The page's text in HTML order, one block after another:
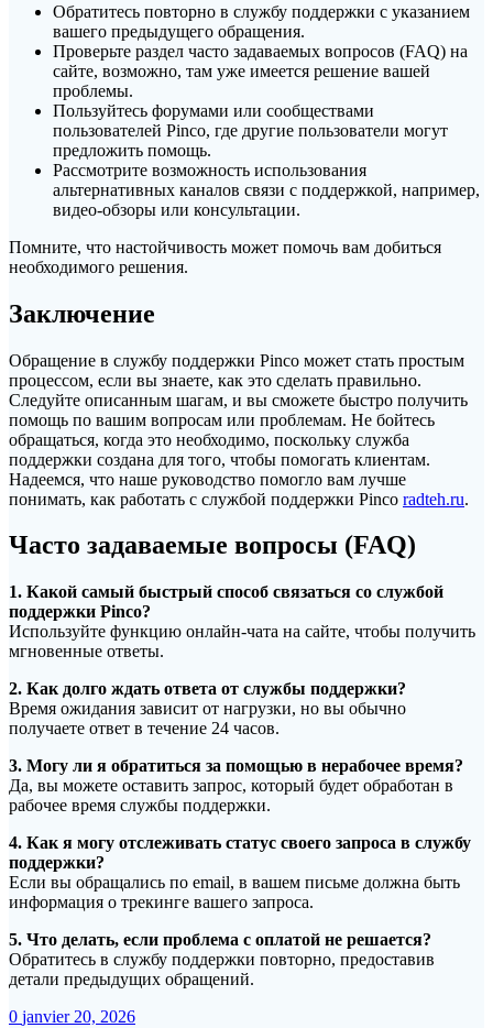
Обратитесь повторно в службу поддержки с указанием
вашего предыдущего обращения.
Проверьте раздел часто задаваемых вопросов (FAQ) на
сайте, возможно, там уже имеется решение вашей
проблемы.
Пользуйтесь форумами или сообществами
пользователей Pinco, где другие пользователи могут
предложить помощь.
Рассмотрите возможность использования
альтернативных каналов связи с поддержкой, например,
видео-обзоры или консультации.
Помните, что настойчивость может помочь вам добиться
необходимого решения.
Заключение
Обращение в службу поддержки Pinco может стать простым
процессом, если вы знаете, как это сделать правильно.
Следуйте описанным шагам, и вы сможете быстро получить
помощь по вашим вопросам или проблемам. Не бойтесь
обращаться, когда это необходимо, поскольку служба
поддержки создана для того, чтобы помогать клиентам.
Надеемся, что наше руководство помогло вам лучше
понимать, как работать с службой поддержки Pinco radteh.ru.
Часто задаваемые вопросы (FAQ)
1. Какой самый быстрый способ связаться со службой
поддержки Pinco?
Используйте функцию онлайн-чата на сайте, чтобы получить
мгновенные ответы.
2. Как долго ждать ответа от службы поддержки?
Время ожидания зависит от нагрузки, но вы обычно
получаете ответ в течение 24 часов.
3. Могу ли я обратиться за помощью в нерабочее время?
Да, вы можете оставить запрос, который будет обработан в
рабочее время службы поддержки.
4. Как я могу отслеживать статус своего запроса в службу
поддержки?
Если вы обращались по email, в вашем письме должна быть
информация о трекинге вашего запроса.
5. Что делать, если проблема с оплатой не решается?
Обратитесь в службу поддержки повторно, предоставив
детали предыдущих обращений.
0 janvier 20, 2026